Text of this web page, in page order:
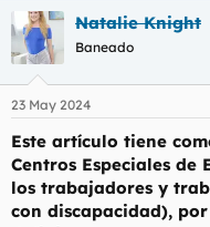
i
c
i
a
d
o
d
e
l
t
h
e
i
c
i
o
Natalie Knight
Baneado
23 May 2024
Este artículo tiene
Centros Especiales de
los trabajadores y
con discapacidad),